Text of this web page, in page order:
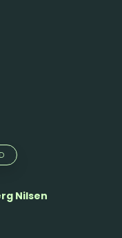
Nilsen